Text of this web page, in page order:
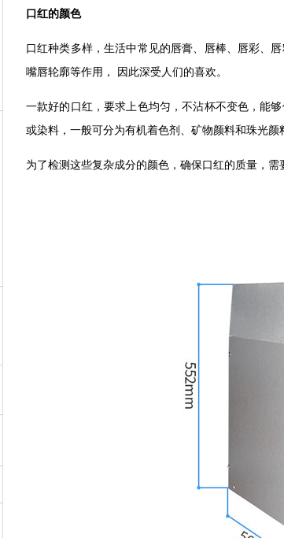
口红的颜色
口红种类多样，生活中常见的唇膏、唇棒、唇彩、
嘴唇轮廓等作用， 因此深受人们的喜欢。
一款好的口红，要求上色均匀，不沾杯不变色，能
或染料，一般可分为有机着色剂、矿物颜料和珠光颜
为了检测这些复杂成分的颜色，确保口红的质量，需